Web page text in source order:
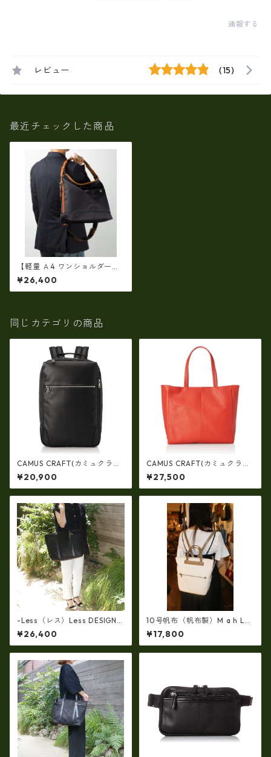
通報する
レビュー (15)
最近チェックした商品
【軽量 Ａ4 ワンショルダー・
斜めがけショルダーバッグ】
ＩＮＮＦＩＴＨ LEGGIERO 2
ＷＡＹショルダーバッグ if-55
¥26,400
同じカテゴリの商品
CAMUS CRAFT(カミュクラフ
ト) ビジネスバッグ リュック
サック 日本製 撥水 軽量 ユニ
セックス cc-2702
¥20,900
CAMUS CRAFT(カミュクラフ
ト) ビジネスバッグ トートバ
ッグ 日本製 撥水 軽量 ユニセ
ックス cc-2703
¥27,500
-Less（レス）Less DESIGN
(レスデザイン)Scarred Textu
re（牛革）斜め掛け＆多機能
トート（L/SIZE） LMSB-0514
¥26,400
10号帆布（帆布製）M a h L
革コンビ・リュック 7M2-11
44
¥17,800